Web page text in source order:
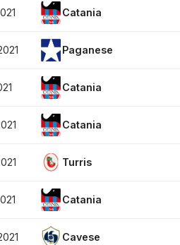
Catania
Paganese
Catania
Catania
Turris
Catania
Cavese